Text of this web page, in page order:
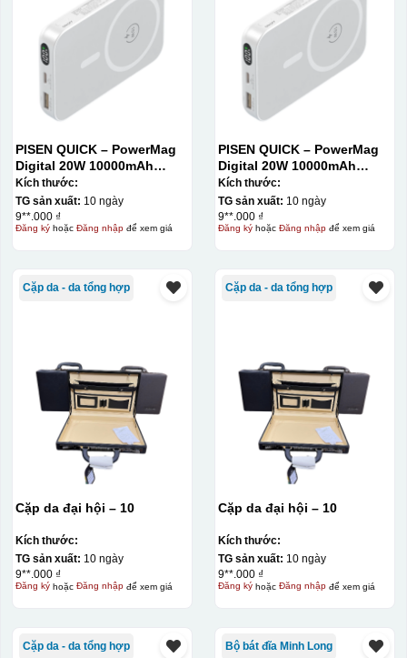
PISEN QUICK – PowerMag
Digital 20W 10000mAh
Power bank. White: 200pcs;
Blue: 200pcs
Kích thước:
TG sản xuất: 10 ngày
9**.000 ₫
Đăng kýhoặc Đăng nhậpđể xem giá
PISEN QUICK – PowerMag
Digital 20W 10000mAh
Power bank. White: 200pcs;
Blue: 200pcs
Kích thước:
TG sản xuất: 10 ngày
9**.000 ₫
Đăng kýhoặc Đăng nhậpđể xem giá
Cặp da - da tổng hợp
Cặp da đại hội – 10
Kích thước:
TG sản xuất: 10 ngày
9**.000 ₫
Đăng kýhoặc Đăng nhậpđể xem giá
Cặp da - da tổng hợp
Cặp da đại hội – 10
Kích thước:
TG sản xuất: 10 ngày
9**.000 ₫
Đăng kýhoặc Đăng nhậpđể xem giá
Cặp da - da tổng hợp Bộ bát đĩa Minh Long